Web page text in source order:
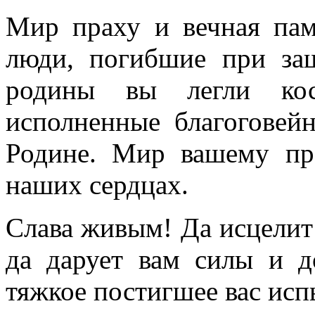
Мир праху и вечная
люди, погибшие при
родины вы легли
исполненные
Родине. Мир вашему
наших сердцах.
Слава живым! Да
да дарует вам силы и
тяжкое постигшее вас